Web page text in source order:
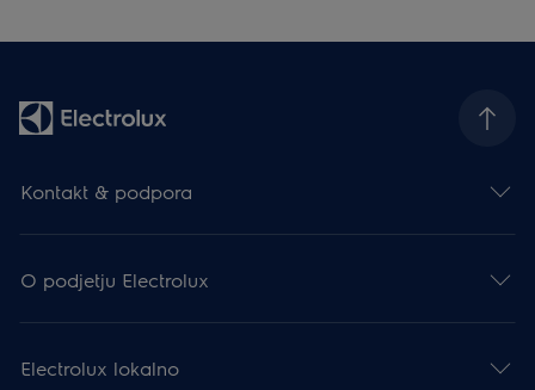
Kontakt & podpora
O podjetju Electrolux
Electrolux lokalno